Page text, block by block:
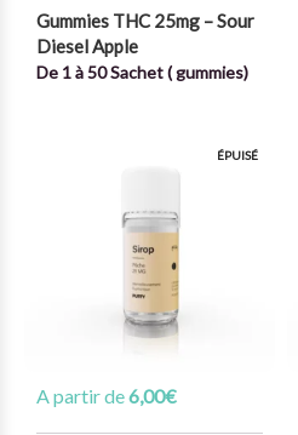
Gummies THC 25mg – Sour
Diesel Apple
De 1 à 50 Sachet ( gummies)
ÉPUISÉ
A partir de6,00€